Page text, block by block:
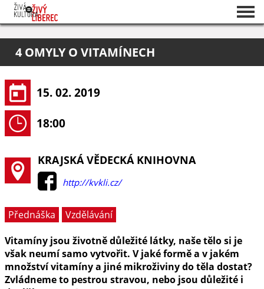
O projektu
Pořadatelé
4 OMYLY O VITAMÍNECH
15. 02. 2019
18:00
KRAJSKÁ VĚDECKÁ KNIHOVNA
http://kvkli.cz/
Přednáška
Vzdělávání
Vitamíny jsou životně důležité látky, naše tělo si je
však neumí samo vytvořit. V jaké formě a v jakém
množství vitamíny a jiné mikroživiny do těla dostat?
Zvládneme to pestrou stravou, nebo jsou důležité i